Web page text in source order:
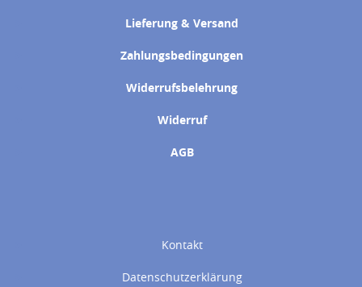
Lieferung & Versand
Zahlungsbedingungen
Widerrufsbelehrung
Widerruf
AGB
Kontakt
Datenschutzerklärung